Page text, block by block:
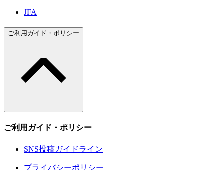
JFA
ご利用ガイド・ポリシー
ご利用ガイド・ポリシー
SNS投稿ガイドライン
プライバシーポリシー